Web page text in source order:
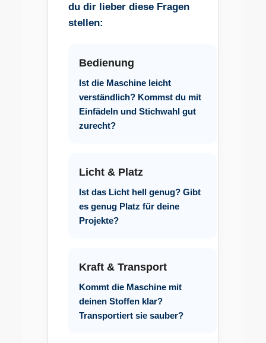
du dir lieber diese Fragen
stellen:
Bedienung
Ist die Maschine leicht
verständlich? Kommst du mit
Einfädeln und Stichwahl gut
zurecht?
Licht & Platz
Ist das Licht hell genug? Gibt
es genug Platz für deine
Projekte?
Kraft & Transport
Kommt die Maschine mit
deinen Stoffen klar?
Transportiert sie sauber?